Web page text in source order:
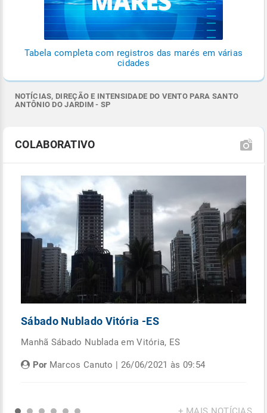
Tabela completa com registros das marés em várias
cidades
NOTÍCIAS, DIREÇÃO E INTENSIDADE DO VENTO PARA SANTO
ANTÔNIO DO JARDIM - SP
COLABORATIVO
Sábado Nublado Vitória -ES
Manhã Sábado Nublada em Vitória, ES
PorMarcos Canuto | 26/06/2021 às 09:54